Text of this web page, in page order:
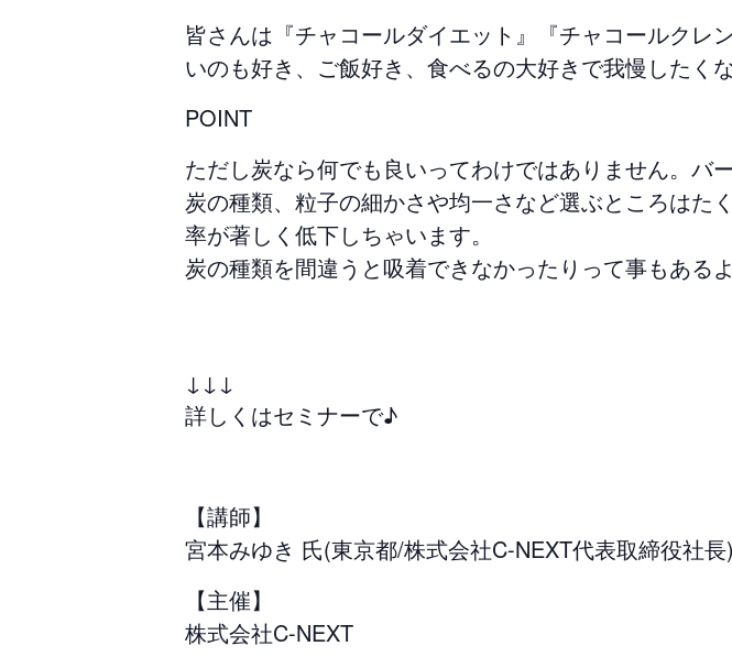
皆さんは『チャコールダイエット』『チャコールク
いのも好き、ご飯好き、食べるの大好きで我慢したく
POINT
ただし炭なら何でも良いってわけではありません。バ
炭の種類、粒子の細かさや均一さなど選ぶところは
率が著しく低下しちゃいます。
炭の種類を間違うと吸着できなかったりって事もあるよ
↓↓↓
詳しくはセミナーで♪
【講師】
宮本みゆき 氏(東京都/株式会社C-NEXT代表取締役社長)
【主催】
株式会社C-NEXT